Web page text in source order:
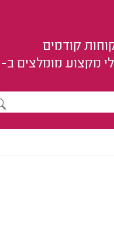
קודמים
מקצוע מומלצים ב-